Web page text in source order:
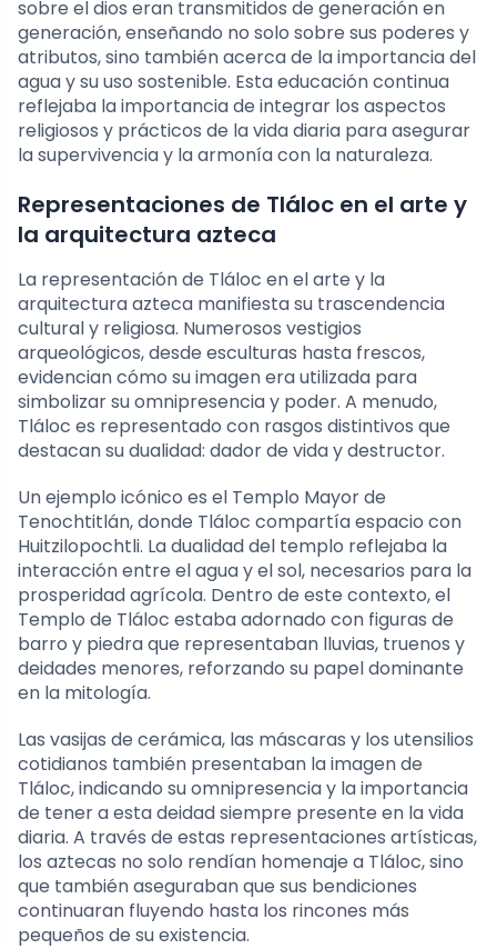
sobre el dios eran transmitidos de generación en
generación, enseñando no solo sobre sus poderes y
atributos, sino también acerca de la importancia del
agua y su uso sostenible. Esta educación continua
reflejaba la importancia de integrar los aspectos
religiosos y prácticos de la vida diaria para asegurar
la supervivencia y la armonía con la naturaleza.
Representaciones de Tláloc en el arte y
la arquitectura azteca
La representación de Tláloc en el arte y la
arquitectura azteca manifiesta su trascendencia
cultural y religiosa. Numerosos vestigios
arqueológicos, desde esculturas hasta frescos,
evidencian cómo su imagen era utilizada para
simbolizar su omnipresencia y poder. A menudo,
Tláloc es representado con rasgos distintivos que
destacan su dualidad: dador de vida y destructor.
Un ejemplo icónico es el Templo Mayor de
Tenochtitlán, donde Tláloc compartía espacio con
Huitzilopochtli. La dualidad del templo reflejaba la
interacción entre el agua y el sol, necesarios para la
prosperidad agrícola. Dentro de este contexto, el
Templo de Tláloc estaba adornado con figuras de
barro y piedra que representaban lluvias, truenos y
deidades menores, reforzando su papel dominante
en la mitología.
Las vasijas de cerámica, las máscaras y los utensilios
cotidianos también presentaban la imagen de
Tláloc, indicando su omnipresencia y la importancia
de tener a esta deidad siempre presente en la vida
diaria. A través de estas representaciones artísticas,
los aztecas no solo rendían homenaje a Tláloc, sino
que también aseguraban que sus bendiciones
continuaran fluyendo hasta los rincones más
pequeños de su existencia.